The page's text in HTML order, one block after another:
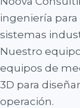
ingeniería
sistemas
Nuestro
equipos de
3D para
operación.